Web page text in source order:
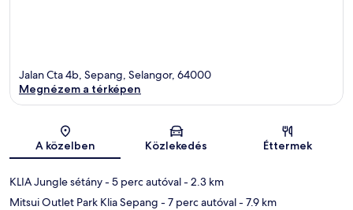
Térkép
Jalan Cta 4b, Sepang, Selangor, 64000
Megnézem a térképen
A közelben Közlekedés Éttermek
KLIA Jungle sétány- 5 perc autóval- 2.3 km
Mitsui Outlet Park Klia Sepang - 7 perc autóval- 7.9 km